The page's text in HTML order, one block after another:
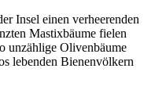
Insel einen verheerenden
Mastixbäume fielen
unzählige Olivenbäume
lebenden Bienenvölkern